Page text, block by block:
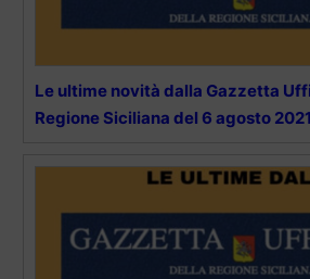
Le ultime novità dalla Gazzetta
Regione Siciliana del 6 agosto 2021